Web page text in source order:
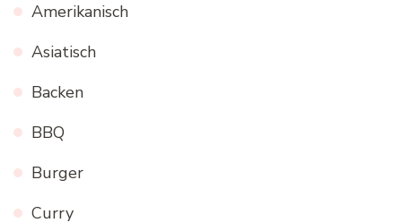
Amerikanisch
Asiatisch
Backen
BBQ
Burger
Curry